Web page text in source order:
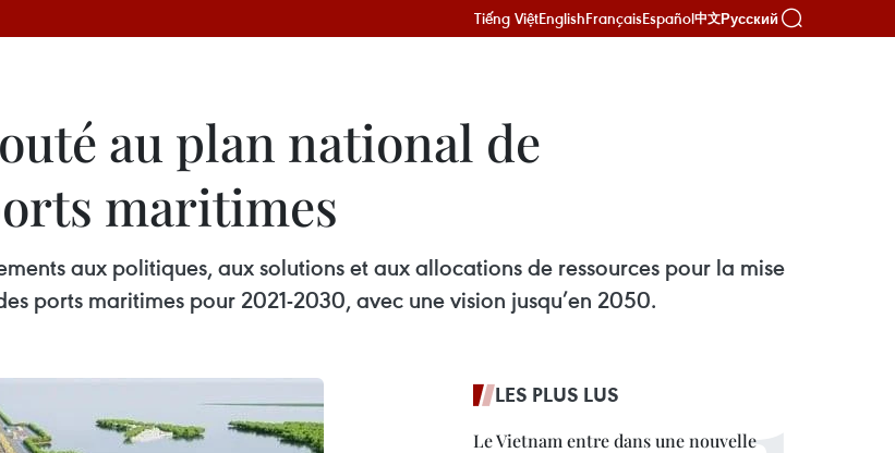
Tiếng ViệtEnglishFrançaisEspañol中文Русский
au plan national de
maritimes
aux politiques, aux solutions et aux allocations de ressources pour la mise
ports maritimes pour 2021-2030, avec une vision jusqu’en 2050.
LES PLUS LUS
Le Vietnam entre dans une nouvelle